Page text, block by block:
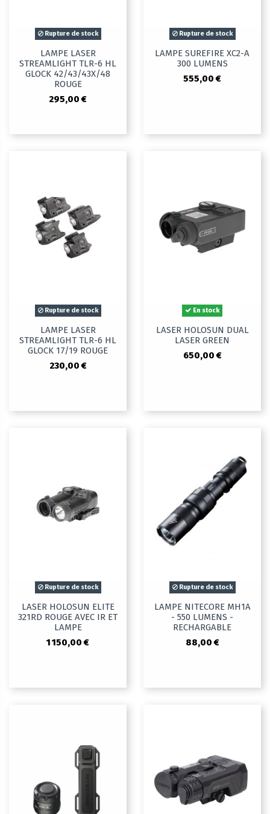
Rupture de stock
LAMPE LASER
STREAMLIGHT TLR-6 HL
GLOCK 42/43/43X/48
ROUGE
295,00 €
Rupture de stock
LAMPE SUREFIRE XC2-A
300 LUMENS
555,00 €
Rupture de stock
LAMPE LASER
STREAMLIGHT TLR-6 HL
GLOCK 17/19 ROUGE
230,00 €
En stock
LASER HOLOSUN DUAL
LASER GREEN
650,00 €
Rupture de stock
LASER HOLOSUN ELITE
321RD ROUGE AVEC IR ET
LAMPE
1 150,00 €
Rupture de stock
LAMPE NITECORE MH1A
- 550 LUMENS -
RECHARGABLE
88,00 €